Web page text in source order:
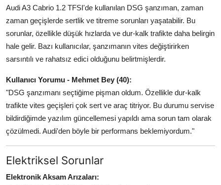
Audi A3 Cabrio 1.2 TFSI'de kullanılan DSG şanzıman, zaman
zaman geçişlerde sertlik ve titreme sorunları yaşatabilir. Bu
sorunlar, özellikle düşük hızlarda ve dur-kalk trafikte daha belirgin
hale gelir. Bazı kullanıcılar, şanzımanın vites değiştirirken
sarsıntılı ve rahatsız edici olduğunu belirtmişlerdir.
Kullanıcı Yorumu - Mehmet Bey (40):
"DSG şanzımanı seçtiğime pişman oldum. Özellikle dur-kalk
trafikte vites geçişleri çok sert ve araç titriyor. Bu durumu servise
bildirdiğimde yazılım güncellemesi yapıldı ama sorun tam olarak
çözülmedi. Audi'den böyle bir performans beklemiyordum."
Elektriksel Sorunlar
Elektronik Aksam Arızaları: